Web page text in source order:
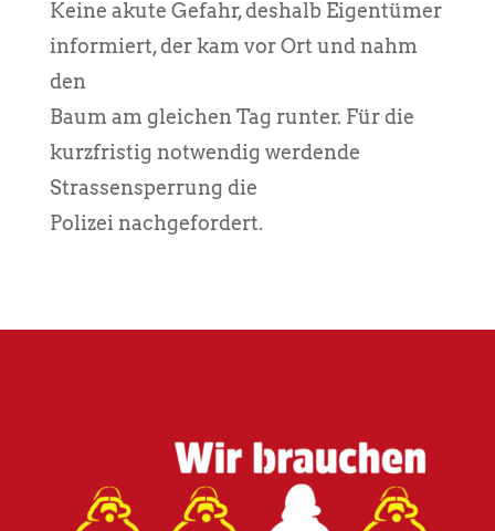
Keine akute Gefahr, deshalb Eigentümer
informiert, der kam vor Ort und nahm
den
Baum am gleichen Tag runter. Für die
kurzfristig notwendig werdende
Strassensperrung die
Polizei nachgefordert.